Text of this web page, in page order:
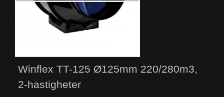
Winflex TT-125 Ø125mm 220/280m3,
2-hastigheter